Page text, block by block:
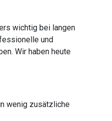
wichtig bei langen
und
Wir haben heute
wenig zusätzliche